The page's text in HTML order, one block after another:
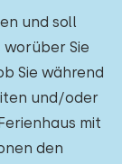
und soll
Sie
Sie während
und/oder
mit
den